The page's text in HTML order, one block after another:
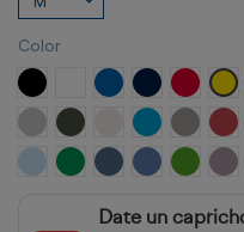
Color
NEGRO BLANCOROYAL MARINOROJO
GRIS VIGOREPLOMO OSCURO
BLANCO VINTAGE
TURQUESA
OPALO
CELESTEVERDE KELLY
AZUL DENIMAZUL RIVIERA
VERDE
Date un